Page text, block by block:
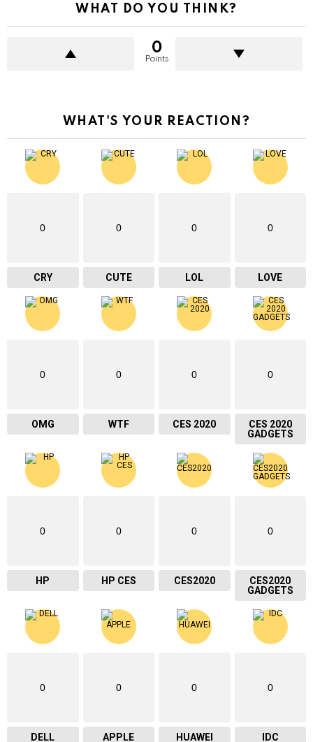
WHAT DO YOU THINK?
0
Points
WHAT'S YOUR REACTION?
0
CRY
0
CUTE
0
LOL
0
LOVE
0
OMG
0
WTF
0
CES 2020
0
CES 2020
GADGETS
0
HP
0
HP CES
0
CES2020
0
CES2020
GADGETS
0
DELL
0
APPLE
0
HUAWEI
0
IDC